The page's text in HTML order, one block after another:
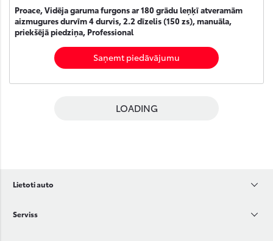
Proace, Vidēja garuma furgons ar 180 grādu leņķī atveramām
aizmugures durvīm 4 durvis, 2.2 dīzelis (150 zs), manuāla,
priekšējā piedziņa, Professional
Saņemt piedāvājumu
LOADING
Lietoti auto
Serviss